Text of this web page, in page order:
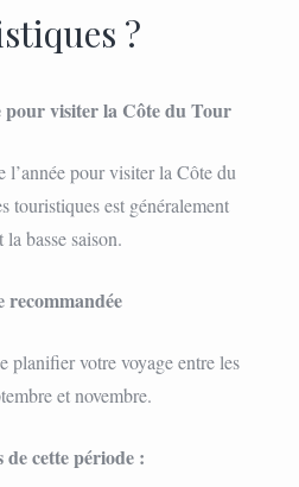
?
visiter la Côte du Tour
l’année pour visiter la Côte du
touristiques est généralement
la basse saison.
recommandée
planifier votre voyage entre les
et novembre.
de cette période :